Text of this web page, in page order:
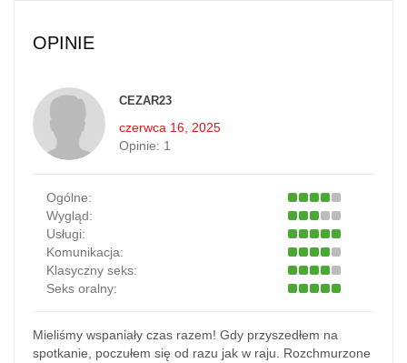
OPINIE
CEZAR23
czerwca 16, 2025
Opinie: 1
Ogólne:
Wygląd:
Usługi:
Komunikacja:
Klasyczny seks:
Seks oralny:
Mieliśmy wspaniały czas razem! Gdy przyszedłem na
spotkanie, poczułem się od razu jak w raju. Rozchmurzone